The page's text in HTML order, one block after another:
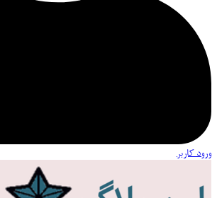
ورود کاربر